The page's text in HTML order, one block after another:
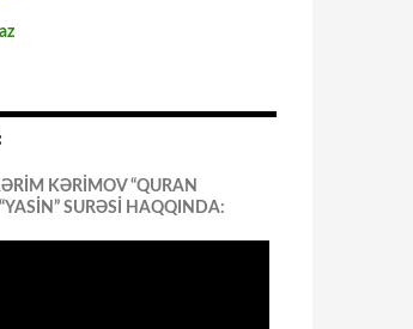
KƏRİMOV “QURAN
SURƏSİ HAQQINDA: